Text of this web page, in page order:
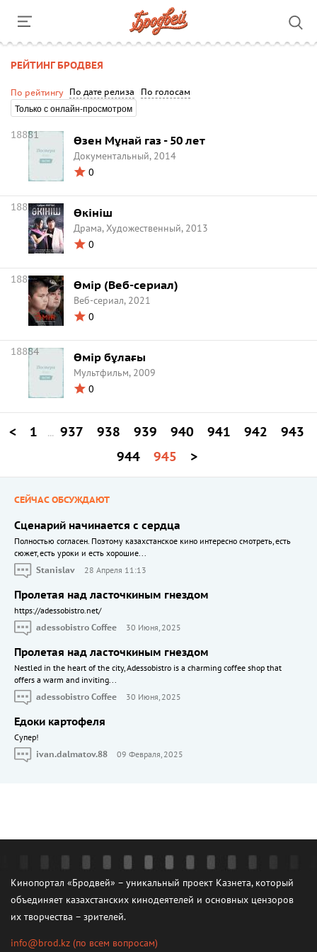
РЕЙТИНГ БРОДВЕЯ
По рейтингу По дате релиза По голосам
Только с онлайн-просмотром
18881 Өзен Мұнай газ - 50 лет
Документальный, 2014
0
18882 Өкініш
Драма, Художественный, 2013
0
18883 Өмір (Веб-сериал)
Веб-сериал, 2021
0
18884 Өмір бұлағы
Мультфильм, 2009
0
< 1 ... 937 938 939 940 941 942
943
944
945 >
СЕЙЧАС ОБСУЖДАЮТ
Сценарий начинается с сердца
Полностью согласен. Поэтому казахстанское кино интересно смотреть, есть
сюжет, есть уроки и есть хорошие...
Stanislav
28 Апреля 11:13
Пролетая над ласточкиным гнездом
https://adessobistro.net/
adessobistro Coffee
30 Июня, 2025
Пролетая над ласточкиным гнездом
Nestled in the heart of the city, Adessobistro is a charming coffee shop that
offers a warm and inviting...
adessobistro Coffee
30 Июня, 2025
Едоки картофеля
Cупер!
ivan.dalmatov.88
09 Февраля, 2025
Кинопортал «Бродвей» – уникальный проект Казнета, который
объединяет казахстанских кинодеятелей и основных цензоров
их творчества – зрителей.
info@brod.kz (по всем вопросам)